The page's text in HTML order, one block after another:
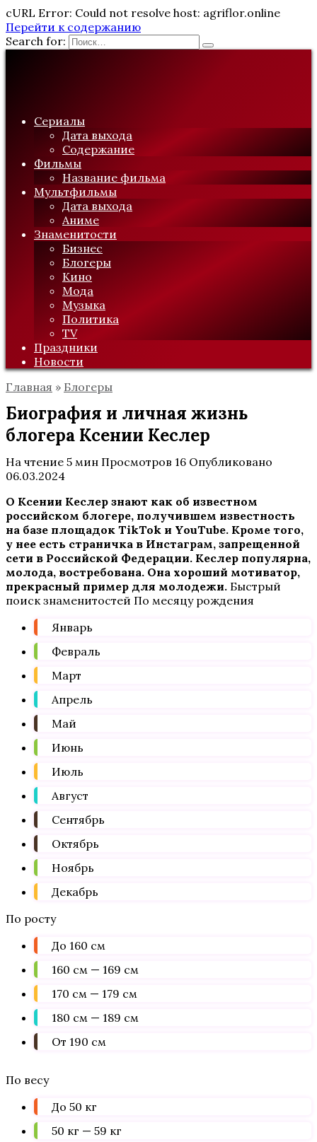
cURL Error: Could not resolve host: agriflor.online
Перейти к содержанию
Search for:
Сериалы
Дата выхода
Содержание
Фильмы
Название фильма
Мультфильмы
Дата выхода
Аниме
Знаменитости
Бизнес
Блогеры
Кино
Мода
Музыка
Политика
TV
Праздники
Новости
Главная » Блогеры
Биография и личная жизнь
блогера Ксении Кеслер
На чтение 5 мин Просмотров 16 Опубликовано
06.03.2024
О Ксении Кеслер знают как об известном
российском блогере, получившем известность
на базе площадок TikTok и YouTube. Кроме того,
у нее есть страничка в Инстаграм, запрещенной
сети в Российской Федерации. Кеслер популярна,
молода, востребована. Она хороший мотиватор,
прекрасный пример для молодежи. Быстрый
поиск знаменитостей По месяцу рождения
Январь
Февраль
Март
Апрель
Май
Июнь
Июль
Август
Сентябрь
Октябрь
Ноябрь
Декабрь
По росту
До 160 см
160 см — 169 см
170 см — 179 см
180 см — 189 см
От 190 см
По весу
До 50 кг
50 кг — 59 кг